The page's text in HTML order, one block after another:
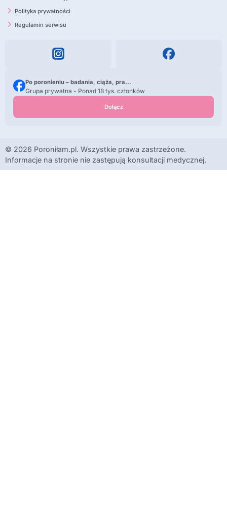
Polityka prywatności
Regulamin serwisu
Po poronieniu – badania, ciąża, pra...
Grupa prywatna - Ponad 18 tys. członków
Dołącz
© 2026 Poroniłam.pl. Wszystkie prawa zastrzeżone.
Informacje na stronie nie zastępują konsultacji medycznej.